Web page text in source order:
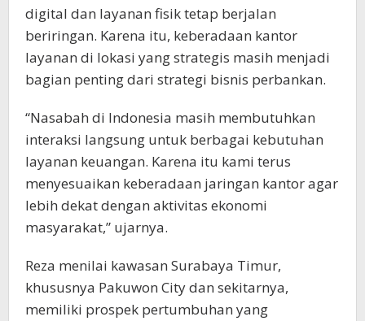
digital dan layanan fisik tetap berjalan
beriringan. Karena itu, keberadaan kantor
layanan di lokasi yang strategis masih menjadi
bagian penting dari strategi bisnis perbankan.
“Nasabah di Indonesia masih membutuhkan
interaksi langsung untuk berbagai kebutuhan
layanan keuangan. Karena itu kami terus
menyesuaikan keberadaan jaringan kantor agar
lebih dekat dengan aktivitas ekonomi
masyarakat,” ujarnya.
Reza menilai kawasan Surabaya Timur,
khususnya Pakuwon City dan sekitarnya,
memiliki prospek pertumbuhan yang